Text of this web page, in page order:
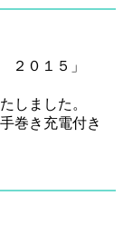
２０１５」
ました。
巻き充電付き